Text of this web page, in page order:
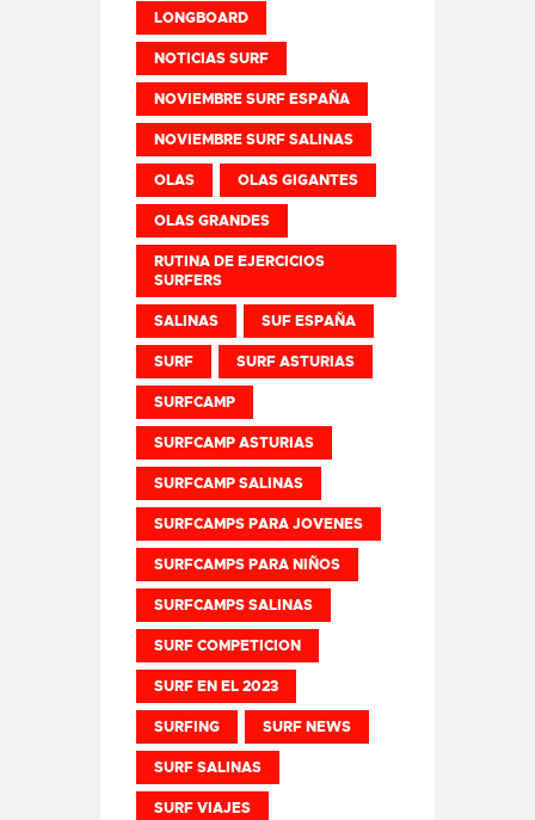
LONGBOARD
NOTICIAS SURF
NOVIEMBRE SURF ESPAÑA
NOVIEMBRE SURF SALINAS
OLAS OLAS GIGANTES
OLAS GRANDES
RUTINA DE EJERCICIOS
SURFERS
SALINAS SUF ESPAÑA
SURF SURF ASTURIAS
SURFCAMP
SURFCAMP ASTURIAS
SURFCAMP SALINAS
SURFCAMPS PARA JOVENES
SURFCAMPS PARA NIÑOS
SURFCAMPS SALINAS
SURF COMPETICION
SURF EN EL 2023
SURFING SURF NEWS
SURF SALINAS
SURF VIAJES